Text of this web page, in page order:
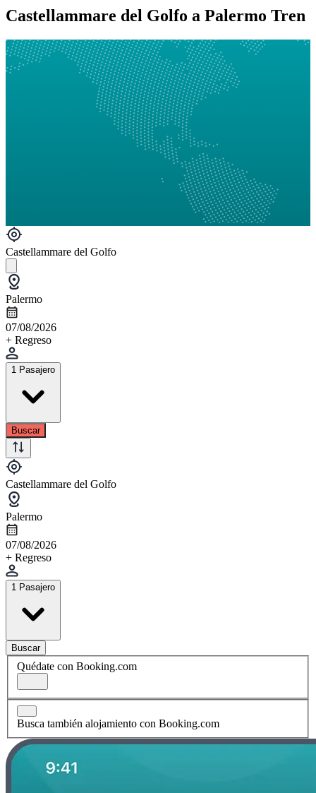
Castellammare del Golfo a Palermo Tren
Castellammare del Golfo
Palermo
07/08/2026
+ Regreso
1 Pasajero
Buscar
Castellammare del Golfo
Palermo
07/08/2026
+ Regreso
1 Pasajero
Buscar
Quédate con Booking.com
Busca también alojamiento con Booking.com